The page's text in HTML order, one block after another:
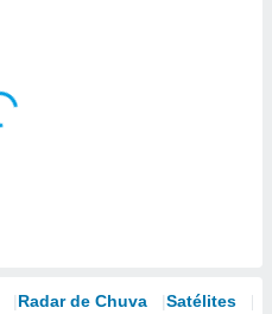
Radar de Chuva Satélites